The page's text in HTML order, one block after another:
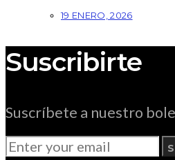
19 ENERO, 2026
Suscribirte
Suscríbete a nuestro